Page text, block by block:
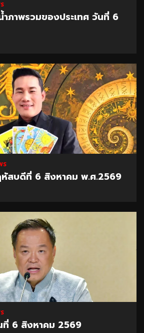
ภาพรวมของประเทศ วันที่ 6
หัสบดีที่ 6 สิงหาคม พ.ศ.2569
ที่ 6 สิงหาคม 2569